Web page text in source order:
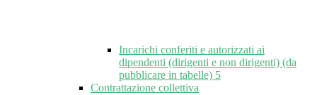
Incarichi conferiti e autorizzati ai
dipendenti (dirigenti e non dirigenti) (da
pubblicare in tabelle) 5
Contrattazione collettiva